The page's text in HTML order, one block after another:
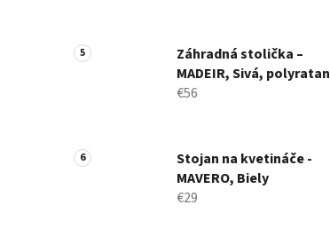
Záhradná stolička –
MADEIR, Sivá, polyratan
€56
Stojan na kvetináče -
MAVERO, Biely
€29